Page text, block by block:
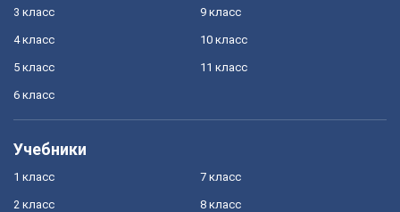
3 класс
4 класс
5 класс
6 класс
9 класс
10 класс
11 класс
Учебники
1 класс
2 класс
7 класс
8 класс